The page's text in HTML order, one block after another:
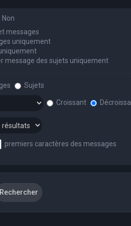
Non
messages
uniquement
message des sujets uniquement
Sujets
Croissant
premiers caractères des messages